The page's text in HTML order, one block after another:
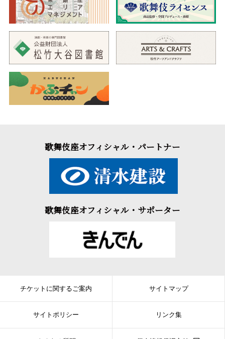
歌舞伎座オフィシャル・パートナー
歌舞伎座オフィシャル・サポーター
チケットに関するご案内 サイトマップ
サイトポリシー リンク集